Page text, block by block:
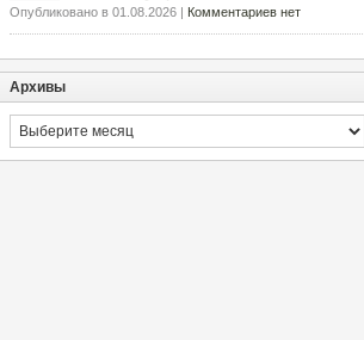
Опубликовано в 01.08.2026 | Комментариев нет
Архивы
Архивы